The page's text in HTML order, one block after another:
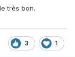
très bon.
3 1